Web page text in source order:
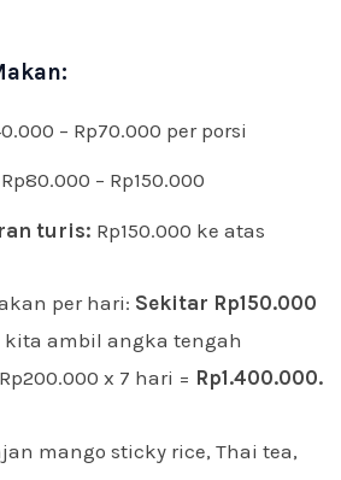
– Rp70.000 per porsi
Rp80.000 – Rp150.000
turis: Rp150.000 ke atas
per hari: Sekitar Rp150.000
kita ambil angka tengah
x 7 hari = Rp1.400.000.
mango sticky rice, Thai tea,